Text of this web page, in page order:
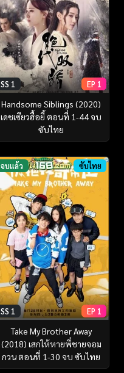
SS 1 EP 1
Handsome Siblings (2020)
เดชเซียวฮื้อยี้ ตอนที่ 1-44 จบ
ซับไทย
จบแล้ว ซับไทย
SS 1 EP 1
Take My Brother Away
(2018) เสกให้หายพี่ชายจอม
กวน ตอนที่ 1-30 จบ ซับไทย